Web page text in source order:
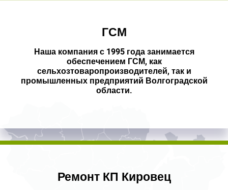
ГСМ
Наша компания с 1995 года занимается
обеспечением ГСМ, как
сельхозтоваропроизводителей, так и
промышленных предприятий Волгоградской
области.
Ремонт КП Кировец